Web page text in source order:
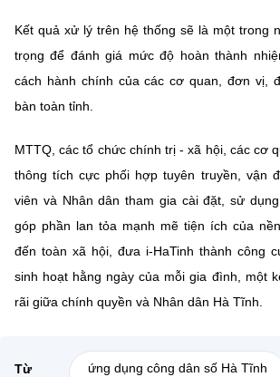
Kết quả xử lý trên hệ thống sẽ là một trong
trọng để đánh giá mức độ hoàn thành
cách hành chính của các cơ quan, đơn vị,
bàn toàn tỉnh.
MTTQ, các tổ chức chính trị - xã hội, các cơ
thông tích cực phối hợp tuyên truyền, vận
viên và Nhân dân tham gia cài đặt, sử
góp phần lan tỏa mạnh mẽ tiện ích của
đến toàn xã hội, đưa i-HaTinh thành công
sinh hoạt hằng ngày của mỗi gia đình, một
rãi giữa chính quyền và Nhân dân Hà Tĩnh.
Từ
ứng dụng công dân số Hà Tĩnh